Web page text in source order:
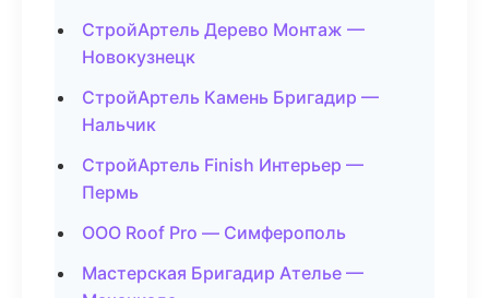
СтройАртель Дерево Монтаж —
Новокузнецк
СтройАртель Камень Бригадир —
Нальчик
СтройАртель Finish Интерьер —
Пермь
ООО Roof Pro — Симферополь
Мастерская Бригадир Ателье —